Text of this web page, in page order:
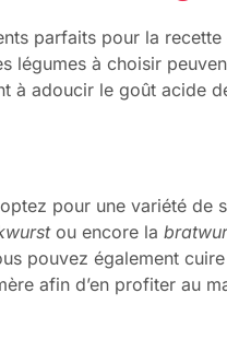
parfaits pour la
légumes à choisir
à adoucir le goût acide
pour une variété de
ou encore la
pouvez également
afin d’en profiter au